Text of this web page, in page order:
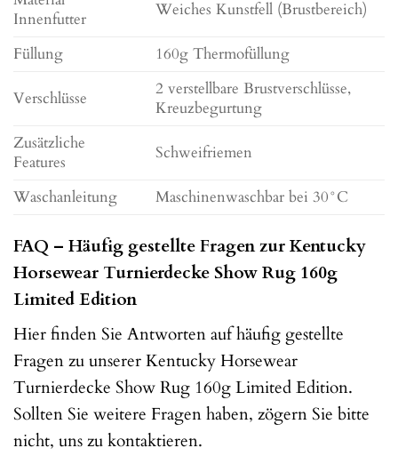
Innenfutter
Weiches Kunstfell (Brustbereich)
Füllung 160g Thermofüllung
Verschlüsse
2 verstellbare Brustverschlüsse,
Kreuzbegurtung
Zusätzliche
Features
Schweifriemen
Waschanleitung Maschinenwaschbar bei 30°C
FAQ – Häufig gestellte Fragen zur Kentucky
Horsewear Turnierdecke Show Rug 160g
Limited Edition
Hier finden Sie Antworten auf häufig gestellte
Fragen zu unserer Kentucky Horsewear
Turnierdecke Show Rug 160g Limited Edition.
Sollten Sie weitere Fragen haben, zögern Sie bitte
nicht, uns zu kontaktieren.